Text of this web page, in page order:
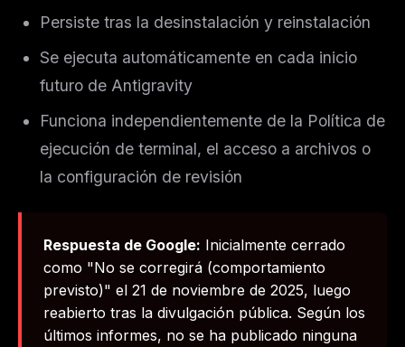
Persiste tras la desinstalación y reinstalación
Se ejecuta automáticamente en cada inicio
futuro de Antigravity
Funciona independientemente de la Política de
ejecución de terminal, el acceso a archivos o
la configuración de revisión
Respuesta de Google: Inicialmente cerrado
como "No se corregirá (comportamiento
previsto)" el 21 de noviembre de 2025, luego
reabierto tras la divulgación pública. Según los
últimos informes, no se ha publicado ninguna